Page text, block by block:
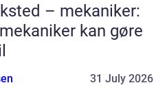
– mekaniker:
kan gøre
31 July 2026